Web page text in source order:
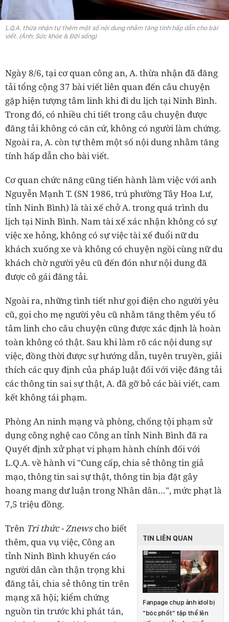
L.Q.A. thừa nhận tự thêm một số nội dung nhằm tăng tính hấp dẫn cho bài
viết. (Ảnh: Sức khỏe & Đời sống)
Ngày 8/6, tại cơ quan công an, A. thừa nhận đã đăng
tải tổng cộng 37 bài viết liên quan đến câu chuyện
gặp hiện tượng tâm linh khi đi du lịch tại Ninh Bình.
Trong đó, có nhiều chi tiết trong câu chuyện được
đăng tải không có căn cứ, không có người làm chứng.
Ngoài ra, A. còn tự thêm một số nội dung nhằm tăng
tính hấp dẫn cho bài viết.
Cơ quan chức năng cũng tiến hành làm việc với anh
Nguyễn Mạnh T. (SN 1986, trú phường Tây Hoa Lư,
tỉnh Ninh Bình) là tài xế chở A. trong quá trình du
lịch tại Ninh Bình. Nam tài xế xác nhận không có sự
việc xe hỏng, không có sự việc tài xế đuổi nữ du
khách xuống xe và không có chuyện ngồi cùng nữ du
khách chờ người yêu cũ đến đón như nội dung đã
được cô gái đăng tải.
Ngoài ra, những tình tiết như gọi điện cho người yêu
cũ, gọi cho mẹ người yêu cũ nhằm tăng thêm yếu tố
tâm linh cho câu chuyện cũng được xác định là hoàn
toàn không có thật. Sau khi làm rõ các nội dung sự
việc, đồng thời được sự hướng dẫn, tuyên truyền, giải
thích các quy định của pháp luật đối với việc đăng tải
các thông tin sai sự thật, A. đã gỡ bỏ các bài viết, cam
kết không tái phạm.
Phòng An ninh mạng và phòng, chống tội phạm sử
dụng công nghệ cao Công an tỉnh Ninh Bình đã ra
Quyết định xử phạt vi phạm hành chính đối với
L.Q.A. về hành vi "Cung cấp, chia sẻ thông tin giả
mạo, thông tin sai sự thật, thông tin bịa đặt gây
hoang mang dư luận trong Nhân dân…", mức phạt là
7,5 triệu đồng.
TIN LIÊN QUAN
Fanpage chụp ảnh idol bị
“bóc phốt” tập thể lên
Trên Tri thức - Znewscho biết
thêm, qua vụ việc, Công an
tỉnh Ninh Bình khuyến cáo
người dân cần thận trọng khi
đăng tải, chia sẻ thông tin trên
mạng xã hội; kiểm chứng
nguồn tin trước khi phát tán,